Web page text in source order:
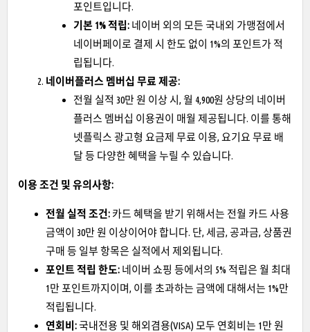
포인트입니다.
기본 1% 적립: 네이버 외의 모든 국내외 가맹점에서
네이버페이로 결제 시 한도 없이 1%의 포인트가 적
립됩니다.
네이버플러스 멤버십 무료 제공:
전월 실적 30만 원 이상 시, 월 4,900원 상당의 네이버
플러스 멤버십 이용권이 매월 제공됩니다. 이를 통해
넷플릭스 광고형 요금제 무료 이용, 요기요 무료 배
달 등 다양한 혜택을 누릴 수 있습니다.
이용 조건 및 유의사항:
전월 실적 조건: 카드 혜택을 받기 위해서는 전월 카드 사용
금액이 30만 원 이상이어야 합니다. 단, 세금, 공과금, 상품권
구매 등 일부 항목은 실적에서 제외됩니다.
포인트 적립 한도: 네이버 쇼핑 등에서의 5% 적립은 월 최대
1만 포인트까지이며, 이를 초과하는 금액에 대해서는 1%만
적립됩니다.
연회비:국내전용 및 해외겸용(VISA) 모두 연회비는 1만 원